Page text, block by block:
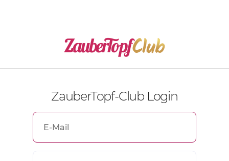
ZauberTopf-Club Login